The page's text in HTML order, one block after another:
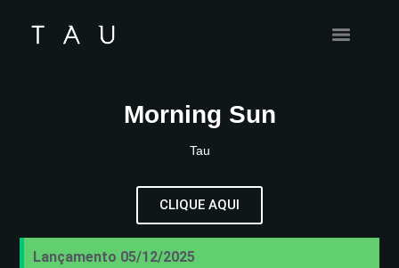
Morning Sun
Tau
CLIQUE AQUI
Lançamento 05/12/2025